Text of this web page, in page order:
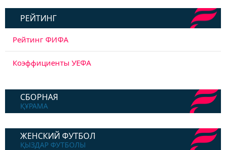
РЕЙТИНГ
Рейтинг ФИФА
Коэффициенты УЕФА
СБОРНАЯ
ҚҰРАМА
ЖЕНСКИЙ ФУТБОЛ
ҚЫЗДАР ФУТБОЛЫ